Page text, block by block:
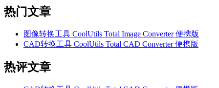
热门文章
图像转换工具 CoolUtils Total Image Converter 便携版
CAD转换工具 CoolUtils Total CAD Converter 便携版
热评文章